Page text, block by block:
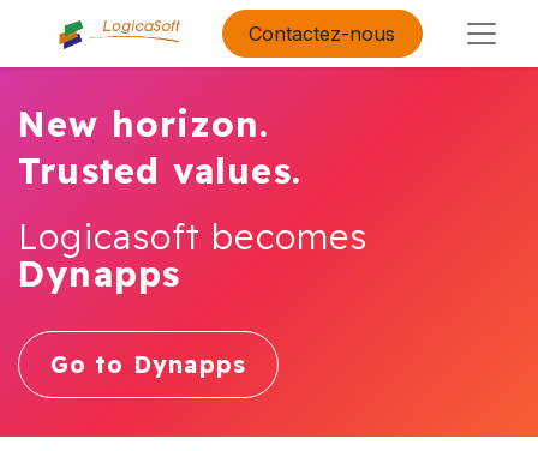
Contactez-nous
New horizon.
Trusted values.
Logicasoft becomes
Dynapps
Go to Dynapps